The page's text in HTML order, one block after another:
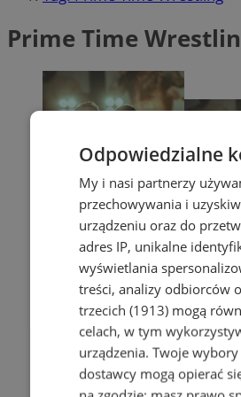
Prime Time
Odpowiedzialne
My i nasi partnerzy
przechowywania i
urządzeniu oraz do
adres IP, unikalne
wyświetlania
treści, analizy odbiorców
trzecich (1913)mogą
celach, w tym
urządzenia. Twoje
dostawcy mogą opierać